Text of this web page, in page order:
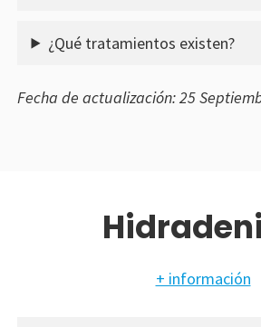
¿Qué tratamientos existen?
Fecha de actualización: 25
+ información